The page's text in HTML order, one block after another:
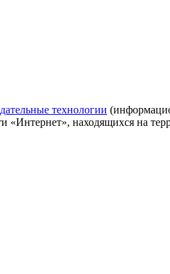
технологии
«Интернет», находящихся на